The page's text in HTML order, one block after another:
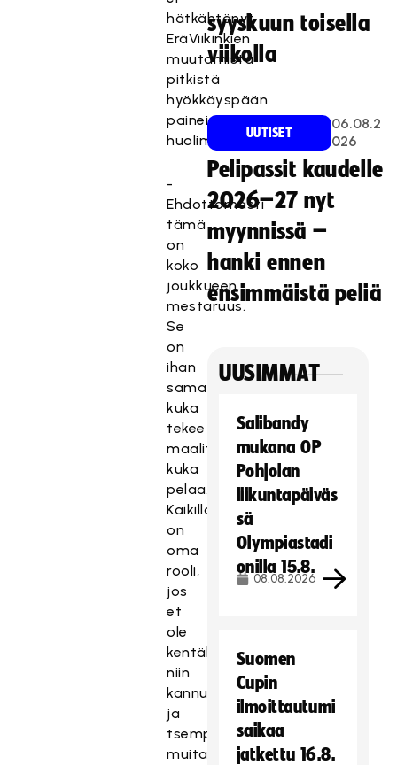
hätkähtänyt
EräViikinkien
muutamista
pitkistä
hyökkäyspään
paineista
huolimatta.
-
Ehdottomasti
tämä
on
koko
joukkueen
mestaruus.
Se
on
ihan
sama
kuka
tekee
maalit,
kuka
pelaa.
Kaikilla
on
oma
rooli,
jos
et
ole
kentällä,
niin
kannustat
ja
tsemppaat
muita
syyskuun toisella
viikolla
UUTISET
06.08.2
026
Pelipassit kaudelle
2026–27 nyt
myynnissä –
hanki ennen
ensimmäistä peliä
UUSIMMAT
Salibandy
mukana OP
Pohjolan
liikuntapäiväs
sä
Olympiastadi
onilla 15.8.
08.08.2026
Suomen
Cupin
ilmoittautumi
saikaa
jatkettu 16.8.